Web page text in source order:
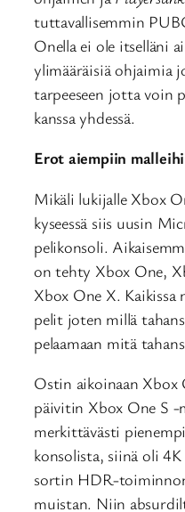
tuttavallisemmin
Onella ei ole itselläni
ylimääräisiä ohjaimia
tarpeeseen jotta voin
kanssa yhdessä.
Erot aiempiin
Mikäli lukijalle Xbox
kyseessä siis uusin
pelikonsoli.
on tehty Xbox One,
Xbox One X.
pelit joten millä
pelaamaan mitä
Ostin aikoinaan
päivitin Xbox One S -
merkittävästi
konsolista, siinä oli
sortin HDR-
muistan. Niin